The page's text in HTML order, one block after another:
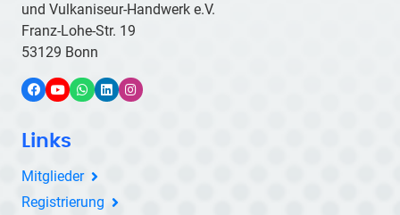
und Vulkaniseur-Handwerk e.V.
Franz-Lohe-Str. 19
53129 Bonn
FacebookYouTubeWhatsAppLinkedInInstagram
Links
Mitglieder
Registrierung